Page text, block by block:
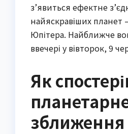
з’явиться ефектне
найяскравіших
Юпітера. Найближче
ввечері у вівторок, 9
Як
зближення